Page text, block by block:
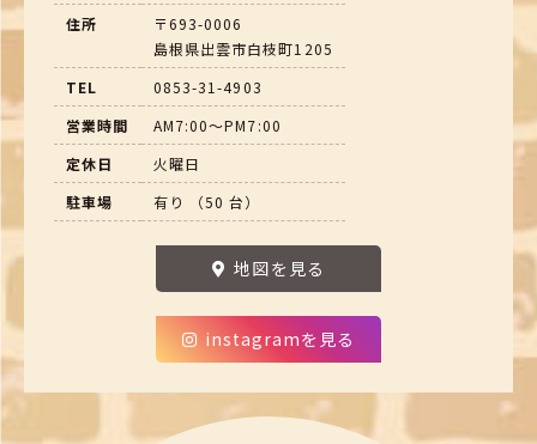
住所
〒693-0006
島根県出雲市白枝町1205
TEL
0853-31-4903
営業時間
AM7:00～PM7:00
定休日
火曜日
駐車場
有り （50 台）
地図を見る
instagramを見る